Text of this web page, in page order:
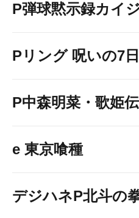
P弾球黙示録カイ
Pリング 呪いの7
P中森明菜・歌姫
e 東京喰種
デジハネP北斗の